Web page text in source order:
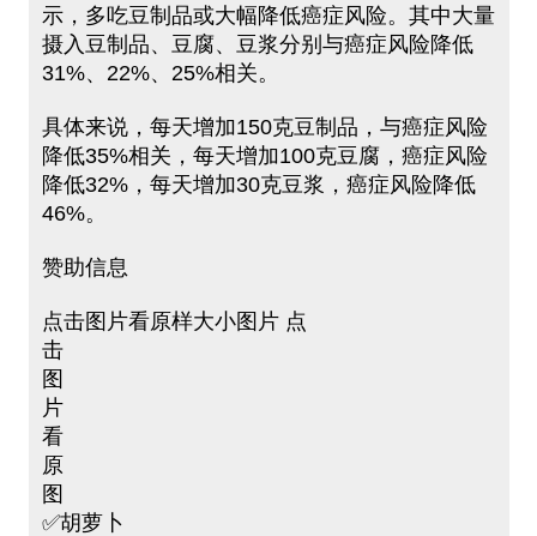
示，多吃豆制品或大幅降低癌症风险。其中大量
摄入豆制品、豆腐、豆浆分别与癌症风险降低
31%、22%、25%相关。
具体来说，每天增加150克豆制品，与癌症风险
降低35%相关，每天增加100克豆腐，癌症风险
降低32%，每天增加30克豆浆，癌症风险降低
46%。
赞助信息
点击图片看原样大小图片 点
击
图
片
看
原
图
✅胡萝卜